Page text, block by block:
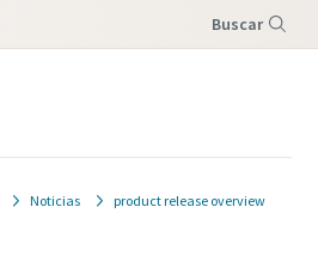
Buscar
Noticias product release overview